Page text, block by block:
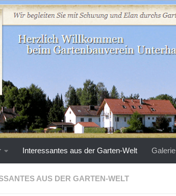
Interessantes aus der Garten-Welt Galerie
AUS DER GARTEN-WELT